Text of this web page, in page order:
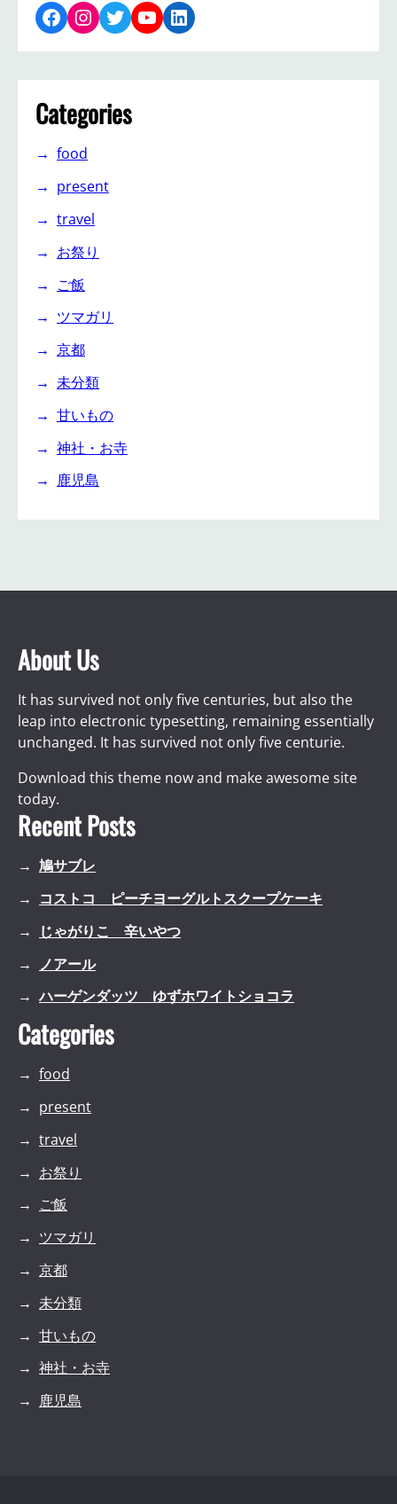
Facebook Instagram Twitter YouTube LinkedIn
Categories
food
present
travel
お祭り
ご飯
ツマガリ
京都
未分類
甘いもの
神社・お寺
鹿児島
About Us
It has survived not only five centuries, but also the
leap into electronic typesetting, remaining essentially
unchanged. It has survived not only five centurie.
Download this theme now and make awesome site
today.
Recent Posts
鳩サブレ
コストコ ピーチヨーグルトスクープケーキ
じゃがりこ 辛いやつ
ノアール
ハーゲンダッツ ゆずホワイトショコラ
Categories
food
present
travel
お祭り
ご飯
ツマガリ
京都
未分類
甘いもの
神社・お寺
鹿児島